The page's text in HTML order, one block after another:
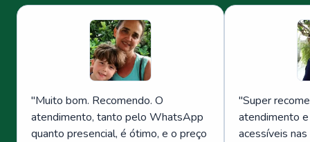
"Muito bom. Recomendo. O
atendimento, tanto pelo WhatsApp
quanto presencial, é ótimo, e o preço
"Super
atendimento
acessíveis